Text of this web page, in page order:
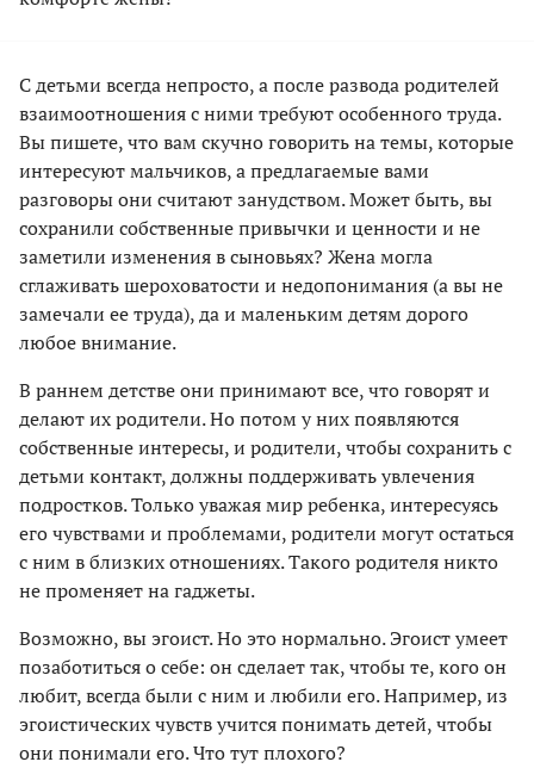
С детьми всегда непросто, а после развода родителей
взаимоотношения с ними требуют особенного труда.
Вы пишете, что вам скучно говорить на темы, которые
интересуют мальчиков, а предлагаемые вами
разговоры они считают занудством. Может быть, вы
сохранили собственные привычки и ценности и не
заметили изменения в сыновьях? Жена могла
сглаживать шероховатости и недопонимания (а вы не
замечали ее труда), да и маленьким детям дорого
любое внимание.
В раннем детстве они принимают все, что говорят и
делают их родители. Но потом у них появляются
собственные интересы, и родители, чтобы сохранить с
детьми контакт, должны поддерживать увлечения
подростков. Только уважая мир ребенка, интересуясь
его чувствами и проблемами, родители могут остаться
с ним в близких отношениях. Такого родителя никто
не променяет на гаджеты.
Возможно, вы эгоист. Но это нормально. Эгоист умеет
позаботиться о себе: он сделает так, чтобы те, кого он
любит, всегда были с ним и любили его. Например, из
эгоистических чувств учится понимать детей, чтобы
они понимали его. Что тут плохого?